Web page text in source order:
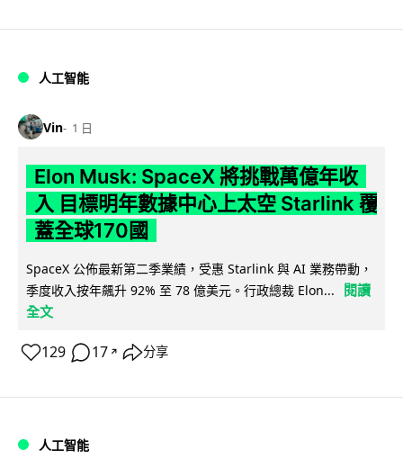
人工智能
Vin 1 日
Elon Musk: SpaceX 將挑戰萬億年收
入 目標明年數據中心上太空 Starlink 覆
蓋全球170國
SpaceX 公佈最新第二季業績，受惠 Starlink 與 AI 業務帶動，
季度收入按年飆升 92% 至 78 億美元。行政總裁 Elon...
閱讀
全文
129 17 ↗ 分享
人工智能